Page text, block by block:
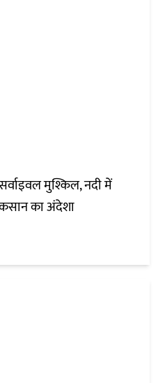
मुश्किल, नदी में
का अंदेशा